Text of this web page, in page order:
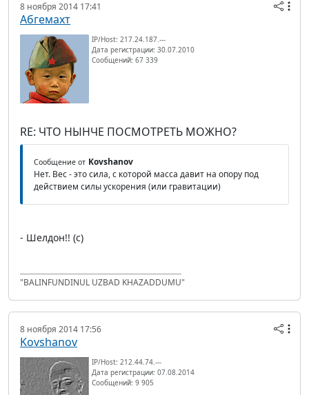
8 ноября 2014 17:41
Абгемахт
IP/Host: 217.24.187.---
Дата регистрации: 30.07.2010
Сообщений: 67 339
RE: ЧТО НЫНЧЕ ПОСМОТРЕТЬ МОЖНО?
Сообщение от Kovshanov
Нет. Вес - это сила, с которой масса давит на опору под
действием силы ускорения (или гравитации)
- Шелдон!! (с)
"BALINFUNDINUL UZBAD KHAZADDUMU"
8 ноября 2014 17:56
Kovshanov
IP/Host: 212.44.74.---
Дата регистрации: 07.08.2014
Сообщений: 9 905